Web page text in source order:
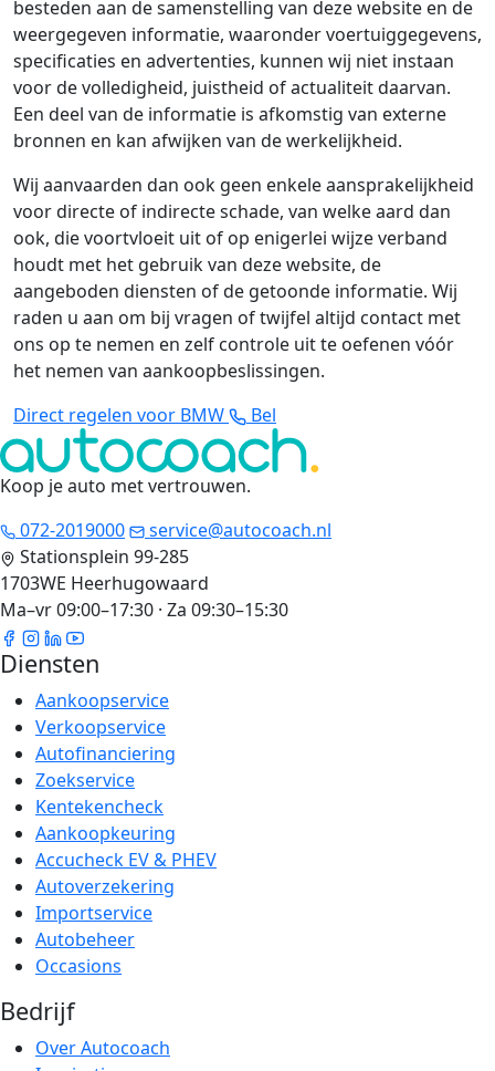
besteden aan de samenstelling van deze website en de
weergegeven informatie, waaronder voertuiggegevens,
specificaties en advertenties, kunnen wij niet instaan
voor de volledigheid, juistheid of actualiteit daarvan.
Een deel van de informatie is afkomstig van externe
bronnen en kan afwijken van de werkelijkheid.
Wij aanvaarden dan ook geen enkele aansprakelijkheid
voor directe of indirecte schade, van welke aard dan
ook, die voortvloeit uit of op enigerlei wijze verband
houdt met het gebruik van deze website, de
aangeboden diensten of de getoonde informatie. Wij
raden u aan om bij vragen of twijfel altijd contact met
ons op te nemen en zelf controle uit te oefenen vóór
het nemen van aankoopbeslissingen.
Direct regelen voor BMW
Bel
Koop je auto met vertrouwen.
072-2019000
service@autocoach.nl
Stationsplein 99-285
1703WE Heerhugowaard
Ma–vr 09:00–17:30 · Za 09:30–15:30
Diensten
Aankoopservice
Verkoopservice
Autofinanciering
Zoekservice
Kentekencheck
Aankoopkeuring
Accucheck EV & PHEV
Autoverzekering
Importservice
Autobeheer
Occasions
Bedrijf
Over Autocoach